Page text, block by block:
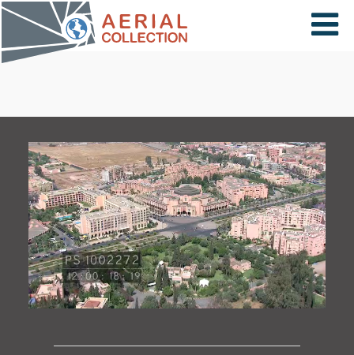
×
PAYS
CARTE
COLLECTIONS